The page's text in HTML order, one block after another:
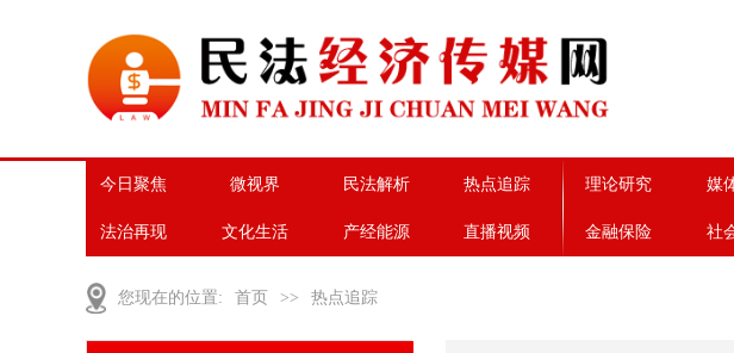
今日聚焦 微视界 民法解析 热点追踪 理论研究 媒
法治再现 文化生活 产经能源 直播视频 金融保险 社
您现在的位置: 首页 >> 热点追踪